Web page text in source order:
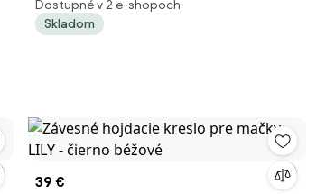
veľkosť M
Dostupné v 2 e-shopoch
Skladom
39 €